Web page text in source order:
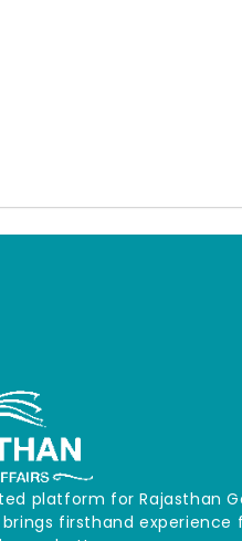
platform for Rajasthan
firsthand experience